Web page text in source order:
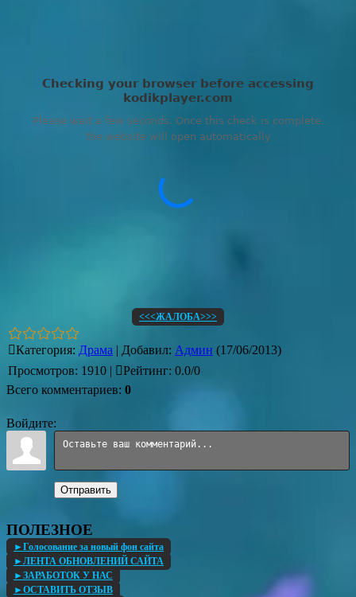
<<<ЖАЛОБА>>>
Категория: Драма | Добавил: Админ (17/06/2013)
Просмотров: 1910 | Рейтинг: 0.0/0
Всего комментариев: 0
Войдите:
Отправить
ПОЛЕЗНОЕ
►Голосование за новый фон сайта
►ЛЕНТА ОБНОВЛЕНИЙ САЙТА
►ЗАРАБОТОК У НАС
►ОСТАВИТЬ ОТЗЫВ